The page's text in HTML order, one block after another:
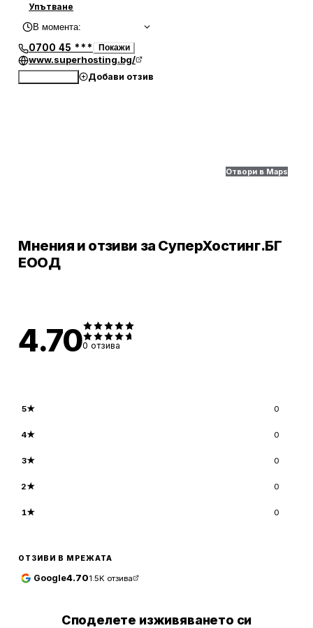
Упътване
В момента:
0700 45 *** Покажи
www.superhosting.bg/
Добави отзив
Отвори в Maps
Мнения и отзиви за СуперХостинг.БГ
ЕООД
4.700 отзива
5★ 0
4★ 0
3★ 0
2★ 0
1★ 0
ОТЗИВИ В МРЕЖАТА
Google4.701.5K отзива
Споделете изживяването си